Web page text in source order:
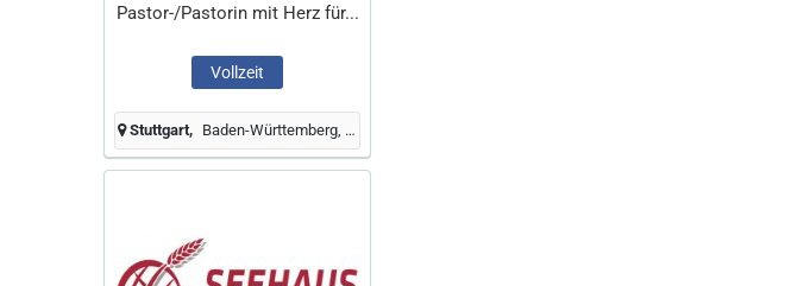
Pastor-/Pastorin mit Herz für...
Vollzeit
Stuttgart Baden-Württemberg, Deutschland